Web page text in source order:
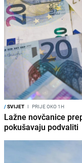
/SVIJET I PRIJE OKO 1H
Lažne novčanice
pokušavaju podvaliti